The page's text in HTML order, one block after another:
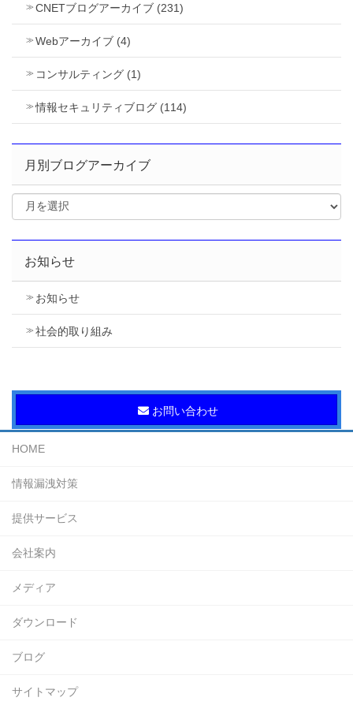
CNETブログアーカイブ (231)
Webアーカイブ (4)
コンサルティング (1)
情報セキュリティブログ (114)
月別ブログアーカイブ
お知らせ
お知らせ
社会的取り組み
お問い合わせ
HOME
情報漏洩対策
提供サービス
会社案内
メディア
ダウンロード
ブログ
サイトマップ